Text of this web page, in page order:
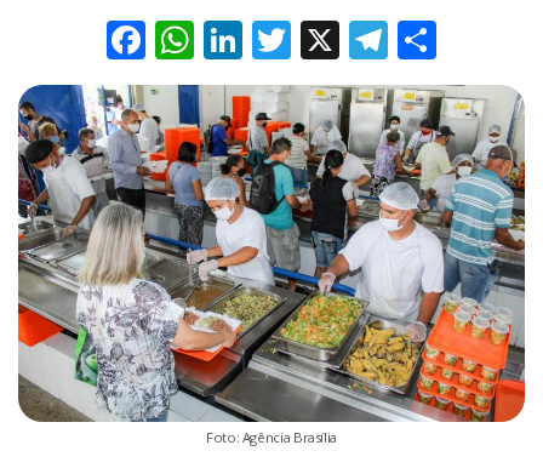
Facebook
WhatsApp
LinkedIn
Twitter
X
Foto: Agência Brasília